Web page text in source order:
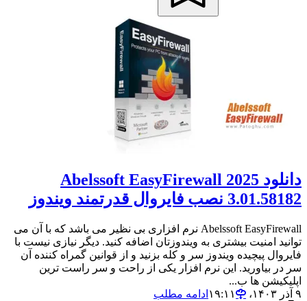
دانلود Abelssoft EasyFirewall 2025
3.01.58182 نصب فایروال قدرتمند ویندوز
Abelssoft EasyFirewall نرم افزاری بی نظیر می باشد که با آن می
توانید امنیت بیشتری به ویندوزتان اضافه کنید. دیگر نیازی نیست با
فایروال پیچیده ویندوز سر و کله بزنید و از قوانین گمراه کننده آن
سر در بیاورید. این نرم افزار یکی از راحت و سر راست ترین
اپلیکیشن ها ب...
۹ آذر ۱۴۰۳،‏ ۱۹:۱۱
ادامه مطلب